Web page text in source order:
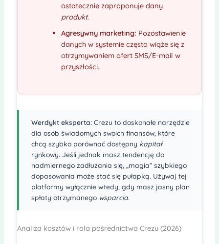
ostatecznie zaproponuje dany
produkt.
Agresywny marketing: Pozostawienie
danych w systemie często wiąże się z
otrzymywaniem ofert SMS/E-mail w
przyszłości.
Werdykt eksperta:Crezu to doskonałe narzędzie
dla osób świadomych swoich finansów, które
chcą szybko porównać dostępny kapitał
rynkowy. Jeśli jednak masz tendencję do
nadmiernego zadłużania się, „magia” szybkiego
dopasowania może stać się pułapką. Używaj tej
platformy wyłącznie wtedy, gdy masz jasny plan
spłaty otrzymanego wsparcia.
Analiza kosztów i rola pośrednictwa Crezu (2026)